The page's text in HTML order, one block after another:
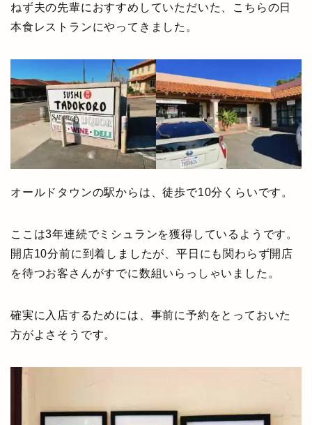
ねず夫の先輩におすすめしていただいた、こちらの日
本食レストランにやってきました。
オールドタウンの駅からは、徒歩で10分くらいです。
ここは3年連続でミシュランを獲得しているようです。
開店10分前に到着しましたが、平日にも関わらず開店
を待つお客さんがすでに数組いらっしゃいました。
確実に入店するためには、事前に予約をとっておいた
方がよさそうです。